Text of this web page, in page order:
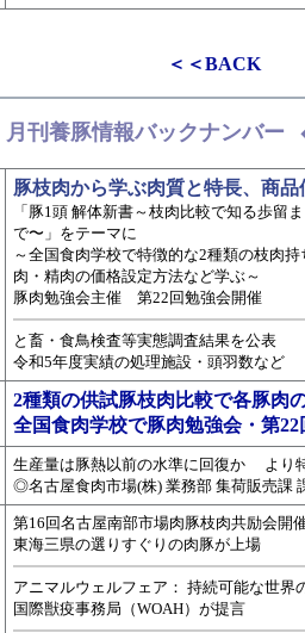
＜＜BACK
月刊養豚情報バックナンバー
豚枝肉から学ぶ肉質と特長、商品
「豚1頭 解体新書～枝肉比較で知る歩留
で〜」をテーマに
～全国食肉学校で特徴的な2種類の枝肉
肉・精肉の価格設定方法など学ぶ～
豚肉勉強会主催 第22回勉強会開催
と畜・食鳥検査等実態調査結果を公表
令和5年度実績の処理施設・頭羽数など
2種類の供試豚枝肉比較で各豚肉
全国食肉学校で豚肉勉強会・第
生産量は豚熱以前の水準に回復か より
◎名古屋食肉市場(株) 業務部 集荷販売課
第16回名古屋南部市場肉豚枝肉共励会開
東海三県の選りすぐりの肉豚が上場
アニマルウェルフェア： 持続可能な世界
国際獣疫事務局（WOAH）が提言